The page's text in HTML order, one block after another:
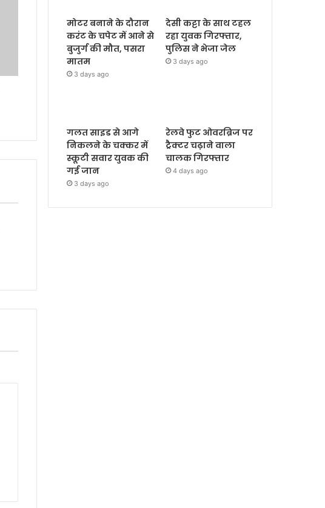
मोटर बनाने के दौरान
करंट के चपेट में आने से
बुजुर्ग की मौत, पसरा
मातम
3 days ago
देसी कट्टा के साथ टहल
रहा युवक गिरफ्तार,
पुलिस ने भेजा जेल
3 days ago
गलत साइड से आगे
निकलने के चक्कर में
स्कूटी सवार युवक की
गई जान
3 days ago
रेलवे फुट ओवरब्रिज पर
ट्रैक्टर चढ़ाने वाला
चालक गिरफ्तार
4 days ago